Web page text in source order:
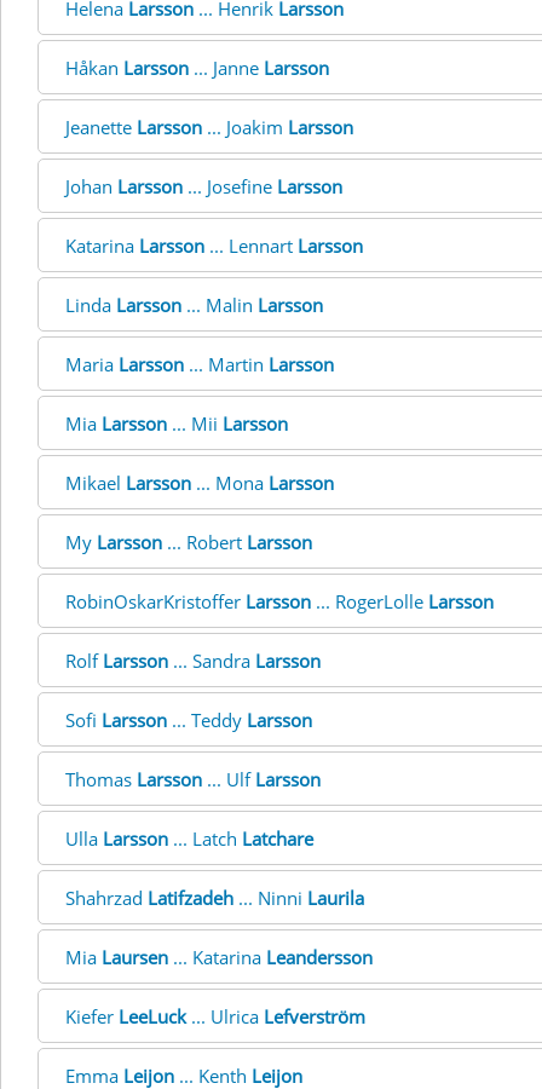
Helena Larsson ... Henrik Larsson
Håkan Larsson ... Janne Larsson
Jeanette Larsson ... Joakim Larsson
Johan Larsson ... Josefine Larsson
Katarina Larsson ... Lennart Larsson
Linda Larsson ... Malin Larsson
Maria Larsson ... Martin Larsson
Mia Larsson ... Mii Larsson
Mikael Larsson ... Mona Larsson
My Larsson ... Robert Larsson
RobinOskarKristoffer Larsson ... RogerLolle Larsson
Rolf Larsson ... Sandra Larsson
Sofi Larsson ... Teddy Larsson
Thomas Larsson ... Ulf Larsson
Ulla Larsson ... Latch Latchare
Shahrzad Latifzadeh ... Ninni Laurila
Mia Laursen ... Katarina Leandersson
Kiefer LeeLuck... Ulrica Lefverström
Emma Leijon ... Kenth Leijon